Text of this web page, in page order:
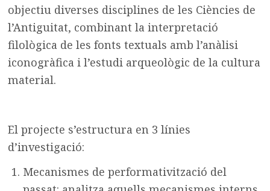
objectiu diverses disciplines de les Ciències de
l’Antiguitat, combinant la interpretació
filològica de les fonts textuals amb l’anàlisi
iconogràfica i l’estudi arqueològic de la cultura
material.
El projecte s’estructura en 3 línies
d’investigació:
Mecanismes de performativització del